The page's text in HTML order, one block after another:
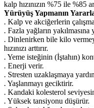
kalp hızınızın %75 ile %85
Yürüyüş Yapmanın
. Kalp ve akciğerlerin
. Fazla yağların yakılmasına
. Dinlenirken bile kilo
hızınızı arttırır.
. Yeme isteğinin (İştahın)
. Enerji verir.
. Stresten uzaklaşmaya
. Yaşlanmayı geciktirir.
. Kandaki kolesterol
. Yüksek tansiyonu düşürür.